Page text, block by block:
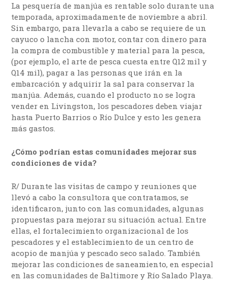
La pesquería de manjúa es rentable solo durante una
temporada, aproximadamente de noviembre a abril.
Sin embargo, para llevarla a cabo se requiere de un
cayuco o lancha con motor, contar con dinero para
la compra de combustible y material para la pesca,
(por ejemplo, el arte de pesca cuesta entre Q12 mil y
Q14 mil), pagar a las personas que irán en la
embarcación y adquirir la sal para conservar la
manjúa. Además, cuando el producto no se logra
vender en Livingston, los pescadores deben viajar
hasta Puerto Barrios o Río Dulce y esto les genera
más gastos.
¿Cómo podrían estas comunidades mejorar sus
condiciones de vida?
R/ Durante las visitas de campo y reuniones que
llevó a cabo la consultora que contratamos, se
identificaron, junto con las comunidades, algunas
propuestas para mejorar su situación actual. Entre
ellas, el fortalecimiento organizacional de los
pescadores y el establecimiento de un centro de
acopio de manjúa y pescado seco salado. También
mejorar las condiciones de saneamiento, en especial
en las comunidades de Baltimore y Río Salado Playa.